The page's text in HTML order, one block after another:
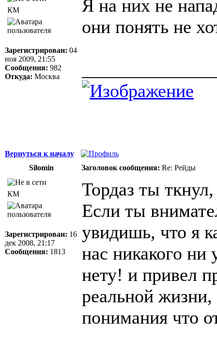
КМ
Зарегистрирован: 04
ноя 2009, 21:55
Сообщения: 982
Откуда: Москва
Я на них не
они понять не
Вернуться к началу
Silomin
Заголовок сообщения: Re: Рейды
КМ
Зарегистрирован: 16
дек 2008, 21:17
Сообщения: 1813
Тордаз ты
Если ты
увидишь, что я
нас никакого
нету! и привел
реальной жизни,
понимания что